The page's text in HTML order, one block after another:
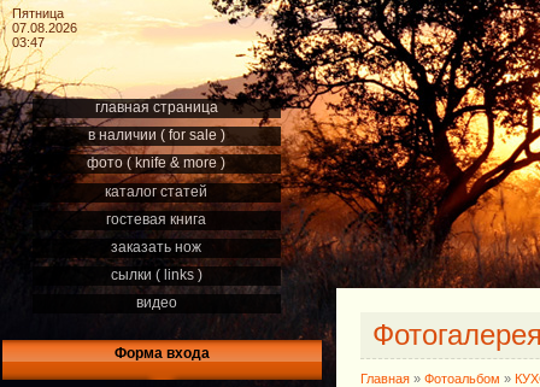
Пятница
07.08.2026
03:47
главная страница
в наличии ( for sale )
фото ( knife & more )
каталог статей
гостевая книга
заказать нож
сылки ( links )
видео
Форма входа
Главная » Фотоальбом »